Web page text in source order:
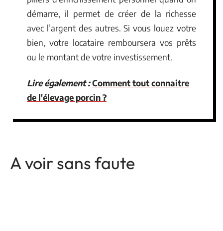
démarre, il permet de créer de la richesse
avec l’argent des autres. Si vous louez votre
bien, votre locataire remboursera vos prêts
ou le montant de votre investissement.
Lire également :Comment tout connaitre
de l'élevage porcin ?
A voir sans faute